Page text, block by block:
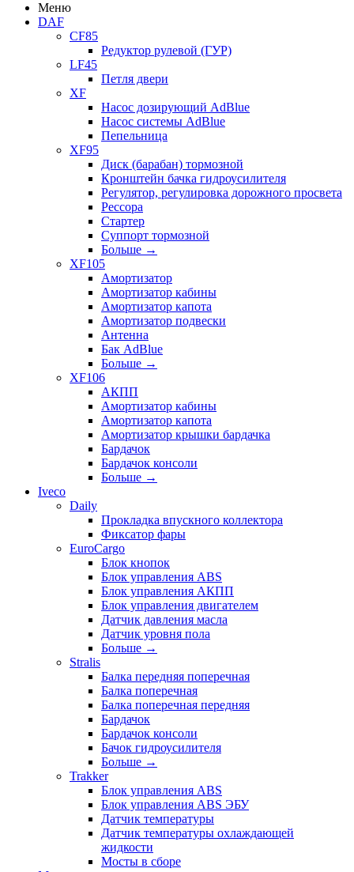
Меню
DAF
CF85
Редуктор рулевой (ГУР)
LF45
Петля двери
XF
Насос дозирующий AdBlue
Насос системы AdBlue
Пепельница
XF95
Диск (барабан) тормозной
Кронштейн бачка гидроусилителя
Регулятор, регулировка дорожного просвета
Рессора
Стартер
Суппорт тормозной
Больше →
XF105
Амортизатор
Амортизатор кабины
Амортизатор капота
Амортизатор подвески
Антенна
Бак AdBlue
Больше →
XF106
АКПП
Амортизатор кабины
Амортизатор капота
Амортизатор крышки бардачка
Бардачок
Бардачок консоли
Больше →
Iveco
Daily
Прокладка впускного коллектора
Фиксатор фары
EuroCargo
Блок кнопок
Блок управления ABS
Блок управления АКПП
Блок управления двигателем
Датчик давления масла
Датчик уровня пола
Больше →
Stralis
Балка передняя поперечная
Балка поперечная
Балка поперечная передняя
Бардачок
Бардачок консоли
Бачок гидроусилителя
Больше →
Trakker
Блок управления ABS
Блок управления ABS ЭБУ
Датчик температуры
Датчик температуры охлаждающей
жидкости
Мосты в сборе